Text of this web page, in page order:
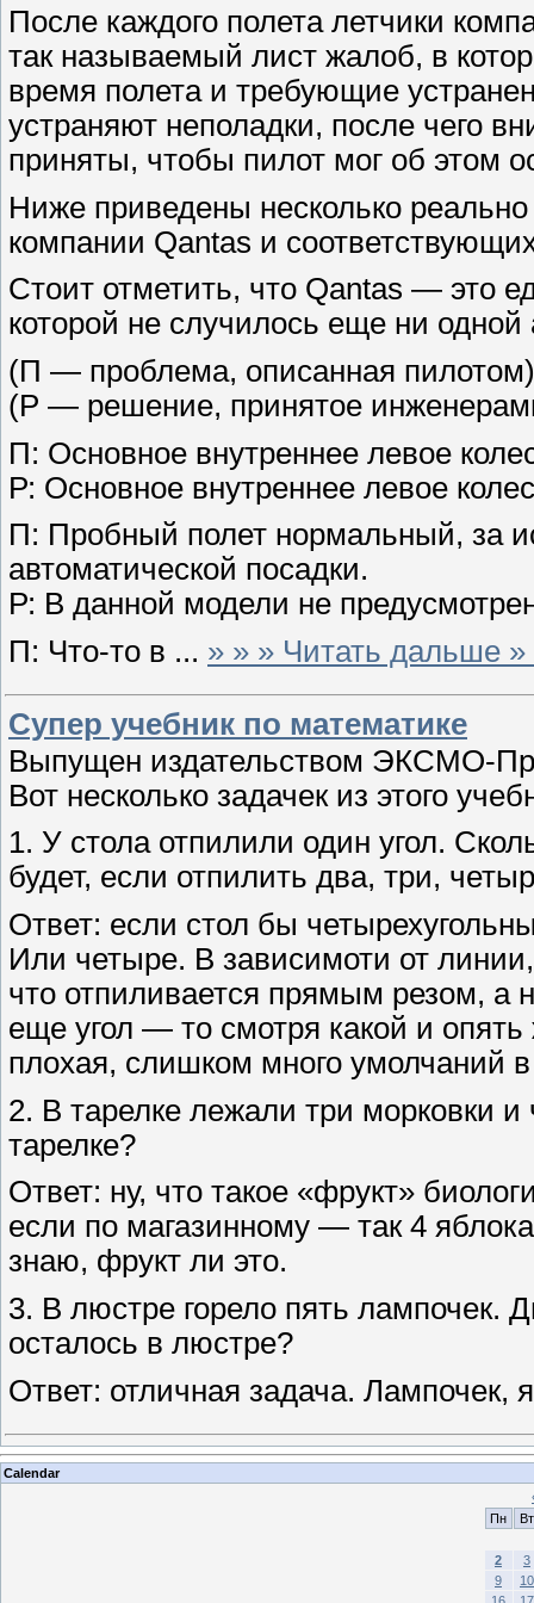
После каждого полета летчики
так называемый лист жалоб, в
время полета и требующие
устраняют неполадки, после чего
приняты, чтобы пилот мог об этом
Ниже приведены несколько
компании Qantas и
Стоит отметить, что Qantas — это
которой не случилось еще ни
(П — проблема, описанная пилотом)
(Р — решение, принятое
П: Основное внутреннее левое
Р: Основное внутреннее левое
П: Пробный полет нормальный, за
автоматической посадки.
Р: В данной модели не
П: Что-то в ... » » » Читать дальше »
Супер учебник по математике
Выпущен издательством ЭКСМО-
Вот несколько задачек из этого
1. У стола отпилили один угол.
будет, если отпилить два, три,
Ответ: если стол бы
Или четыре. В зависимоти от
что отпиливается прямым резом,
еще угол — то смотря какой и
плохая, слишком много умолчаний
2. В тарелке лежали три морковки
тарелке?
Ответ: ну, что такое «фрукт»
если по магазинному — так 4
знаю, фрукт ли это.
3. В люстре горело пять лампочек.
осталось в люстре?
Ответ: отличная задача. Лампочек,
Calendar
Пн
Вт
2
3
9
10